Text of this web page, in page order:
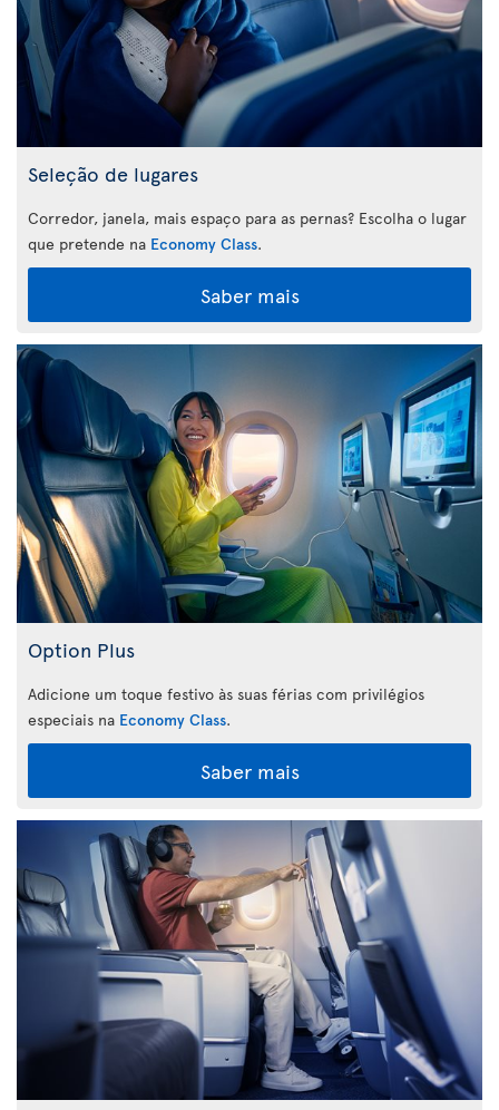
Seleção de lugares
Corredor, janela, mais espaço para as pernas? Escolha o lugar
que pretende na Economy Class.
Saber mais
Option Plus
Adicione um toque festivo às suas férias com privilégios
especiais na Economy Class.
Saber mais